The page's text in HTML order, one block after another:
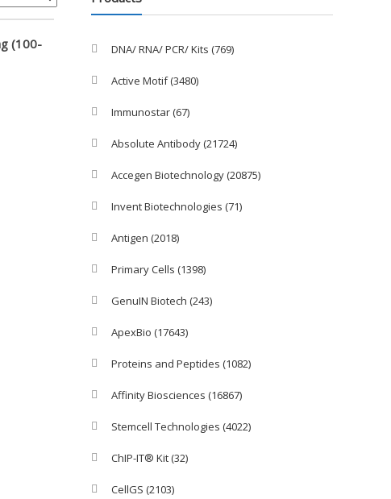
(100-
DNA/ RNA/ PCR/ Kits (769)
Active Motif(3480)
Immunostar(67)
Absolute Antibody(21724)
Accegen Biotechnology(20875)
Invent Biotechnologies (71)
Antigen (2018)
Primary Cells (1398)
GenuIN Biotech (243)
ApexBio (17643)
Proteins and Peptides (1082)
Affinity Biosciences (16867)
Stemcell Technologies (4022)
ChIP-IT® Kit(32)
CellGS (2103)